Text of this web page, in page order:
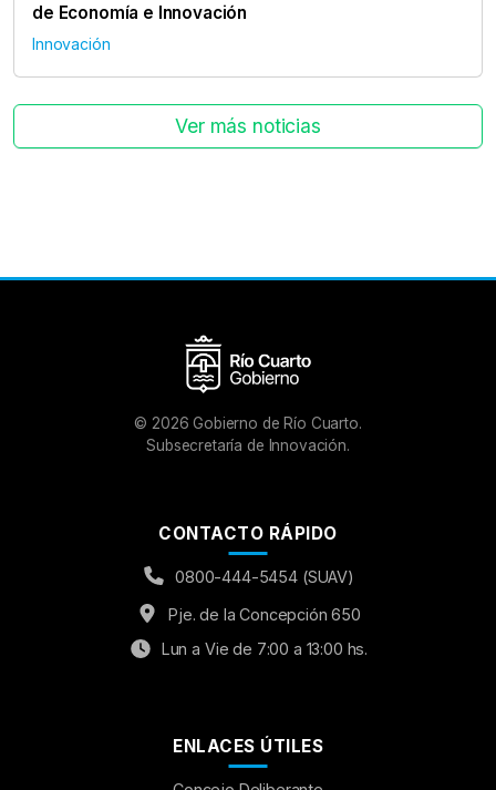
de Economía e Innovación
Innovación
Ver más noticias
© 2026 Gobierno de Río Cuarto.
Subsecretaría de Innovación.
CONTACTO RÁPIDO
0800-444-5454 (SUAV)
Pje. de la Concepción 650
Lun a Vie de 7:00 a 13:00 hs.
ENLACES ÚTILES